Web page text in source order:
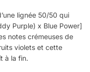
lignée 50/50 qui
Purple) x Blue Power]
notes crémeuses de
violets et cette
à la fin.